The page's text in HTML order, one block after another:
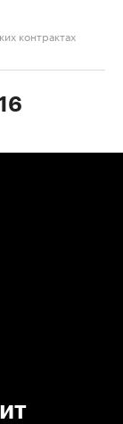
контрактах